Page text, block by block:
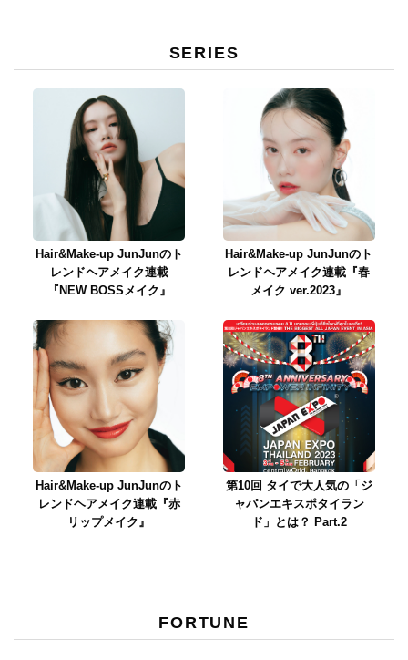
SERIES
Hair&Make-up JunJunのト
レンドヘアメイク連載
『NEW BOSSメイク』
Hair&Make-up JunJunのト
レンドヘアメイク連載『春
メイク ver.2023』
Hair&Make-up JunJunのト
レンドヘアメイク連載『赤
リップメイク』
第10回 タイで大人気の「ジ
ャパンエキスポタイラン
ド」とは？ Part.2
FORTUNE